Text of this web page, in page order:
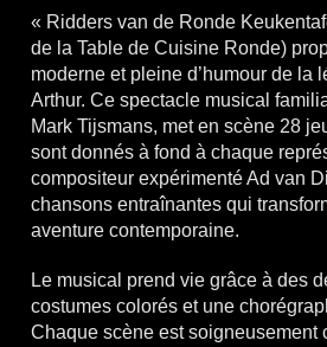
« Ridders van de Ronde
de la Table de Cuisine Ronde)
moderne et pleine d’humour de la
Arthur. Ce spectacle musical
Mark Tijsmans, met en scène 28
sont donnés à fond à chaque
compositeur expérimenté Ad van
chansons entraînantes qui
aventure contemporaine.
Le musical prend vie grâce à des
costumes colorés et une
Chaque scène est soigneusement